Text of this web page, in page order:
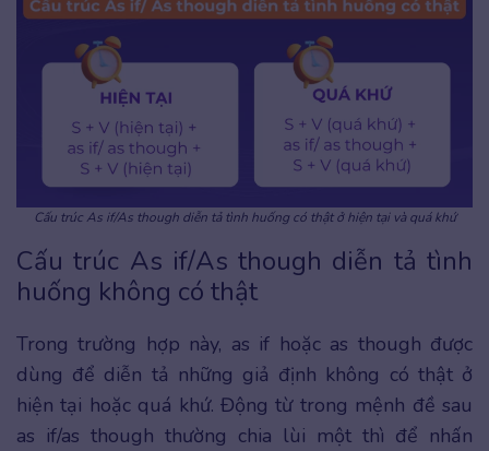
Cấu trúc As if/As though diễn tả tình huống có thật ở hiện tại và quá khứ
Cấu trúc As if/As though diễn tả tình
huống không có thật
Trong trường hợp này, as if hoặc as though được
dùng để diễn tả những giả định không có thật ở
hiện tại hoặc quá khứ. Động từ trong mệnh đề sau
as if/as though thường chia lùi một thì để nhấn